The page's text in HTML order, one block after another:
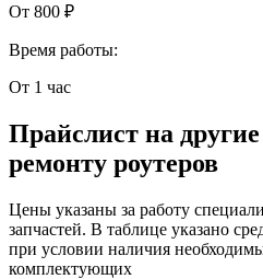
От 800 ₽
Время работы:
От 1 час
Прайслист на
ремонту роутеров
Цены указаны за работу
запчастей. В таблице указано
при условии наличия
комплектующих